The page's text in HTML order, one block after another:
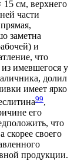
см, верхнего
части
заметна
и
что
имевшегося у
долил
имеет ярко
99,
его
что
скорее своего
продукции.